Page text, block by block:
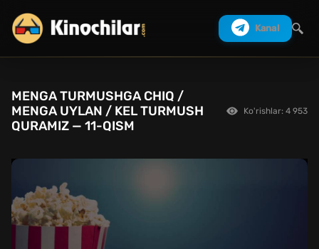
Kanal
Izlash
MENGA TURMUSHGA CHIQ /
MENGA UYLAN / KEL TURMUSH
QURAMIZ — 11-QISM
Ko'rishlar: 4 953